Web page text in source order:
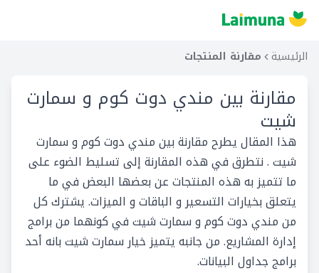
الرئيسية مقارنة المنتجات
مقارنة بين مندي دوت كوم و سمارت
شيت
هذا المقال يطرح مقارنة بين مندي دوت كوم و سمارت
شيت . نتطرق في هذه المقارنة إلى تسليط الضوء على
ما تتميز به هذه المنتجات عن بعضها البعض في ما
يتعلق بخيارات التسعير و الباقات و الميزات. يشترك كل
من مندي دوت كوم و سمارت شيت في كونهما من برامج
إدارة المشاريع. من جانبه يتميز خيار سمارت شيت بانه أحد
برامج جداول البيانات.